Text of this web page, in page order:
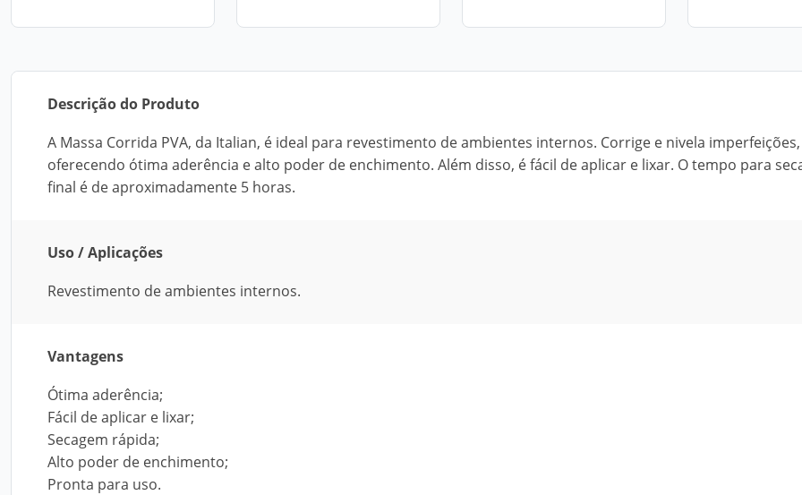
Descrição do Produto
A Massa Corrida PVA, da Italian, é ideal para revestimento de ambientes internos. Corrige e nivela imperfeições,
oferecendo ótima aderência e alto poder de enchimento. Além disso, é fácil de aplicar e lixar. O tempo para
final é de aproximadamente 5 horas.
Uso / Aplicações
Revestimento de ambientes internos.
Vantagens
Ótima aderência;
Fácil de aplicar e lixar;
Secagem rápida;
Alto poder de enchimento;
Pronta para uso.